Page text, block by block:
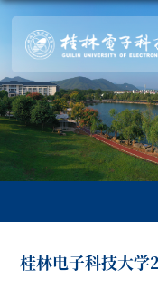
桂林电子科技大